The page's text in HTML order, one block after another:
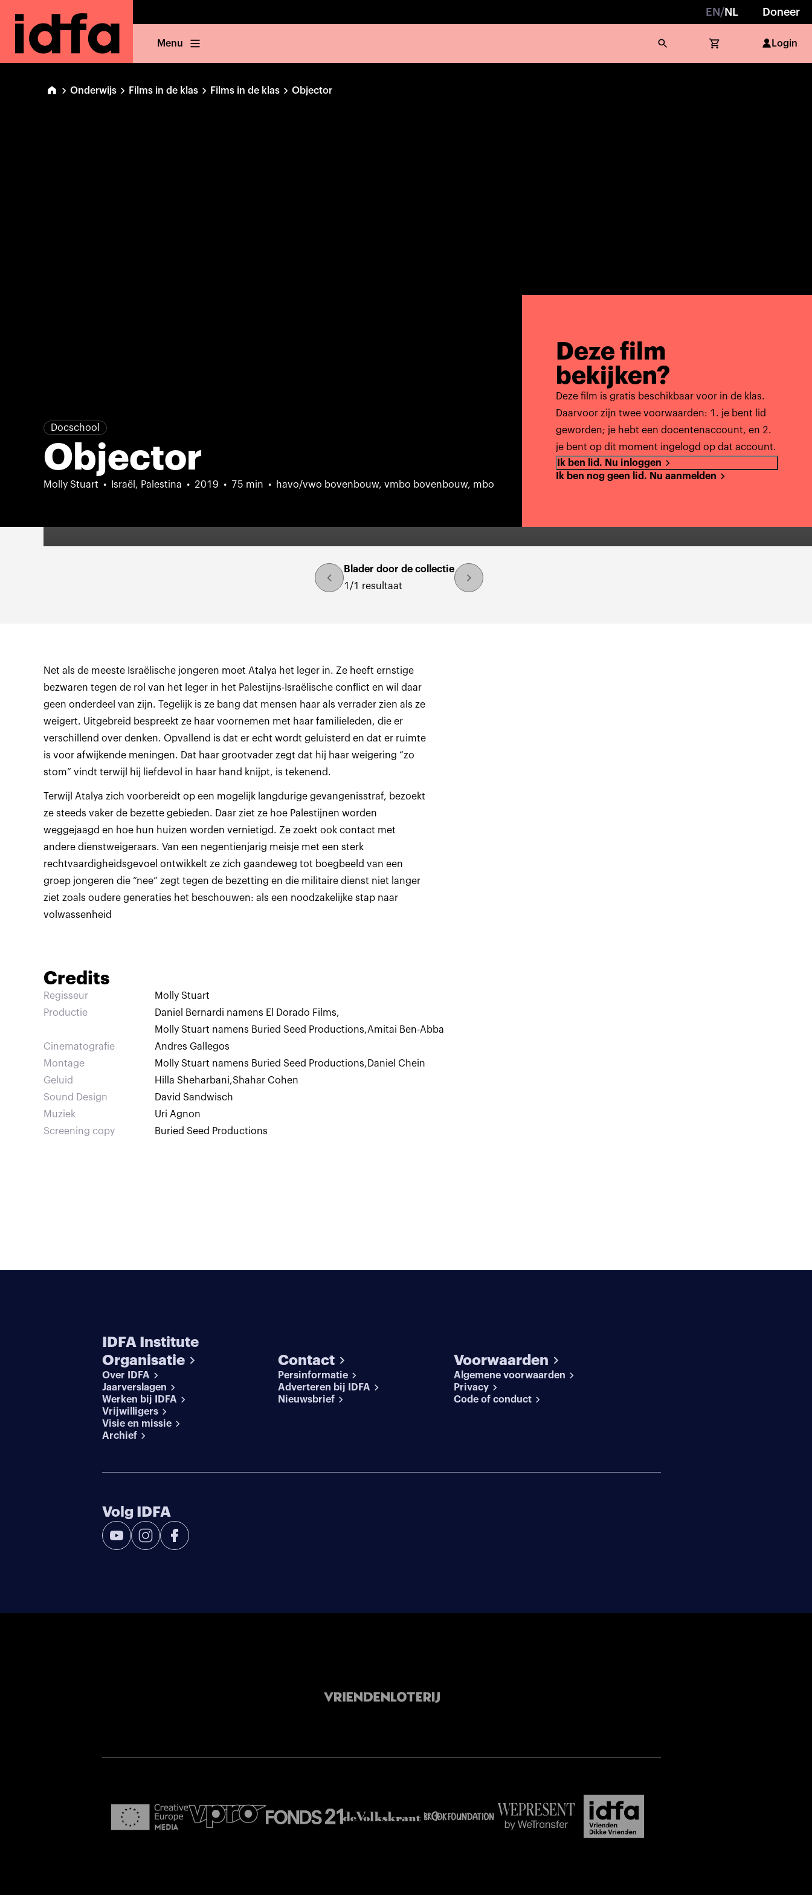
EN /NL Doneer
Menu Login
Onderwijs Films in de klas Films in de klas Objector
Docschool
Objector
Molly Stuart Israël, Palestina 2019 75 min havo/vwo bovenbouw, vmbo bovenbouw, mbo
Deze film
bekijken?
Deze film is gratis beschikbaar voor in de klas.
Daarvoor zijn twee voorwaarden: 1. je bent lid
geworden; je hebt een docentenaccount, en 2.
je bent op dit moment ingelogd op dat account.
Ik ben lid. Nu inloggen
Ik ben nog geen lid. Nu aanmelden
Blader door de collectie
1/1 resultaat
Net als de meeste Israëlische jongeren moet Atalya het leger in. Ze heeft ernstige
bezwaren tegen de rol van het leger in het Palestijns-Israëlische conflict en wil daar
geen onderdeel van zijn. Tegelijk is ze bang dat mensen haar als verrader zien als ze
weigert. Uitgebreid bespreekt ze haar voornemen met haar familieleden, die er
verschillend over denken. Opvallend is dat er echt wordt geluisterd en dat er ruimte
is voor afwijkende meningen. Dat haar grootvader zegt dat hij haar weigering “zo
stom” vindt terwijl hij liefdevol in haar hand knijpt, is tekenend.
Terwijl Atalya zich voorbereidt op een mogelijk langdurige gevangenisstraf, bezoekt
ze steeds vaker de bezette gebieden. Daar ziet ze hoe Palestijnen worden
weggejaagd en hoe hun huizen worden vernietigd. Ze zoekt ook contact met
andere dienstweigeraars. Van een negentienjarig meisje met een sterk
rechtvaardigheidsgevoel ontwikkelt ze zich gaandeweg tot boegbeeld van een
groep jongeren die “nee” zegt tegen de bezetting en die militaire dienst niet langer
ziet zoals oudere generaties het beschouwen: als een noodzakelijke stap naar
volwassenheid
Credits
Regisseur
Molly Stuart
Productie
Daniel Bernardi namens El Dorado Films,
Molly Stuart namens Buried Seed Productions,Amitai Ben-Abba
Cinematografie
Andres Gallegos
Montage
Molly Stuart namens Buried Seed Productions, Daniel Chein
Geluid
Hilla Sheharbani,Shahar Cohen
Sound Design
David Sandwisch
Muziek
Uri Agnon
Screening copy
Buried Seed Productions
IDFA Institute
Organisatie
Over IDFA
Jaarverslagen
Werken bij IDFA
Vrijwilligers
Visie en missie
Archief
Contact
Persinformatie
Adverteren bij IDFA
Nieuwsbrief
Voorwaarden
Algemene voorwaarden
Privacy
Code of conduct
Volg IDFA